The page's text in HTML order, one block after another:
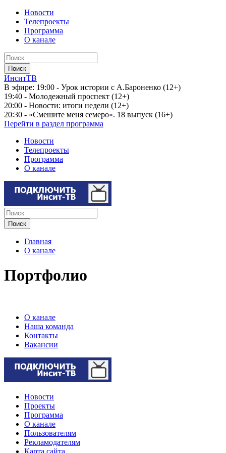
Новости
Телепроекты
Программа
О канале
ИнситТВ
В эфире: 19:00 - Урок истории с А.Бароненко (12+)
19:40 - Молодежный проспект (12+)
20:00 - Новости: итоги недели (12+)
20:30 - «Смешите меня семеро». 18 выпуск (16+)
Перейти в раздел программа
Новости
Телепроекты
Программа
О канале
Главная
О канале
Портфолио
О канале
Наша команда
Контакты
Вакансии
Новости
Проекты
Программа
О канале
Пользователям
Рекламодателям
Карта сайта